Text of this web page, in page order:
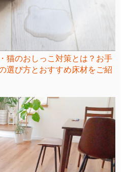
猫のおしっこ対策とは？お手
選び方とおすすめ床材をご紹